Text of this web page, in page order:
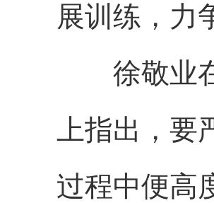
展训练，力
徐敬业
上指出，要
过程中便高